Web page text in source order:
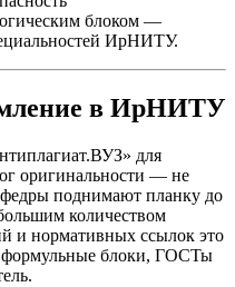
блоком —
ИрНИТУ.
в ИрНИТУ
для
оригинальности — не
поднимают планку до
количеством
и нормативных ссылок это
формульные блоки, ГОСТы